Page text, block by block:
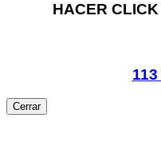
HACER
Cerrar